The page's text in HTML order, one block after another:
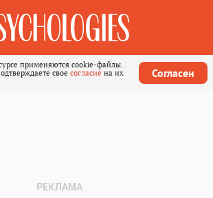
применяются cookie-файлы.
свое согласие на их
Согласен